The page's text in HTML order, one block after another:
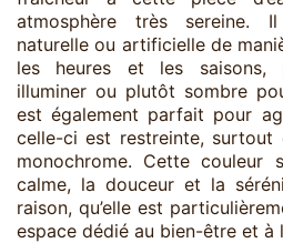
atmosphère très sereine.
naturelle ou artificielle de
les heures et les saisons,
illuminer ou plutôt sombre
est également parfait pour
celle-ci est restreinte, surtout
monochrome. Cette couleur
calme, la douceur et la
raison, qu’elle est
espace dédié au bien-être et à